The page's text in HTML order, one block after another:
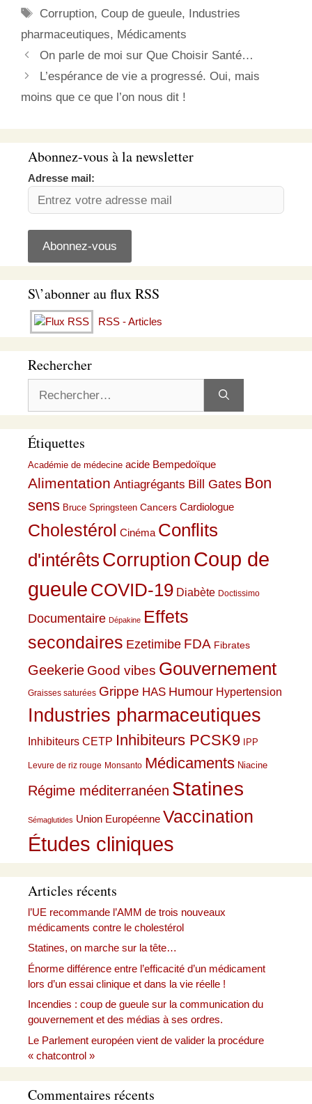
médicaments au prix
exorbitant ». Comme
d'habitude, les articles
sont…
Étiquettes
Corruption, Coup de gueule, Industries
pharmaceutiques, Médicaments
On parle de moi sur Que Choisir Santé…
L’espérance de vie a progressé. Oui, mais
moins que ce que l’on nous dit !
Abonnez-vous à la newsletter
Adresse mail:
S\’abonner au flux RSS
RSS - Articles
Rechercher
Étiquettes
Académie de médecine acide Bempedoïque
Alimentation Antiagrégants Bill Gates Bon
sens Bruce Springsteen Cancers Cardiologue
Cholestérol Cinéma Conflits
d'intérêts CorruptionCoup de
gueule COVID-19 Diabète Doctissimo
Documentaire Dépakine Effets
secondaires Ezetimibe FDA Fibrates
Geekerie Good vibes Gouvernement
Graisses saturées Grippe HAS Humour Hypertension
Industries pharmaceutiques
Inhibiteurs CETP Inhibiteurs PCSK9 IPP
Levure de riz rouge Monsanto Médicaments Niacine
Régime méditerranéen Statines
Sémaglutides Union Européenne Vaccination
Études cliniques
Articles récents
l’UE recommande l’AMM de trois nouveaux
médicaments contre le cholestérol
Statines, on marche sur la tête…
Énorme différence entre l’efficacité d’un médicament
lors d’un essai clinique et dans la vie réelle !
Incendies : coup de gueule sur la communication du
gouvernement et des médias à ses ordres.
Le Parlement européen vient de valider la procédure
« chatcontrol »
Commentaires récents